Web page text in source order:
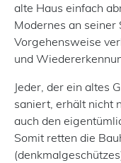
alte Haus einfach
Modernes an
Vorgehensweise
und
Jeder, der ein altes
saniert, erhält nicht
auch den
Somit retten die